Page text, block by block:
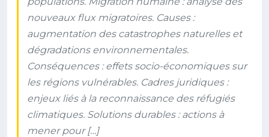
nouveaux flux migratoires. Causes :
augmentation des catastrophes naturelles et
dégradations environnementales.
Conséquences : effets socio-économiques sur
les régions vulnérables. Cadres juridiques :
enjeux liés à la reconnaissance des réfugiés
climatiques. Solutions durables : actions à
mener pour […]